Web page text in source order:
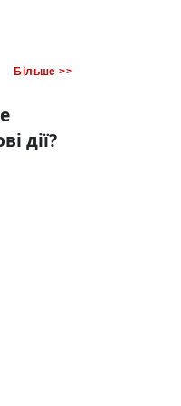
Більше >>
дії?